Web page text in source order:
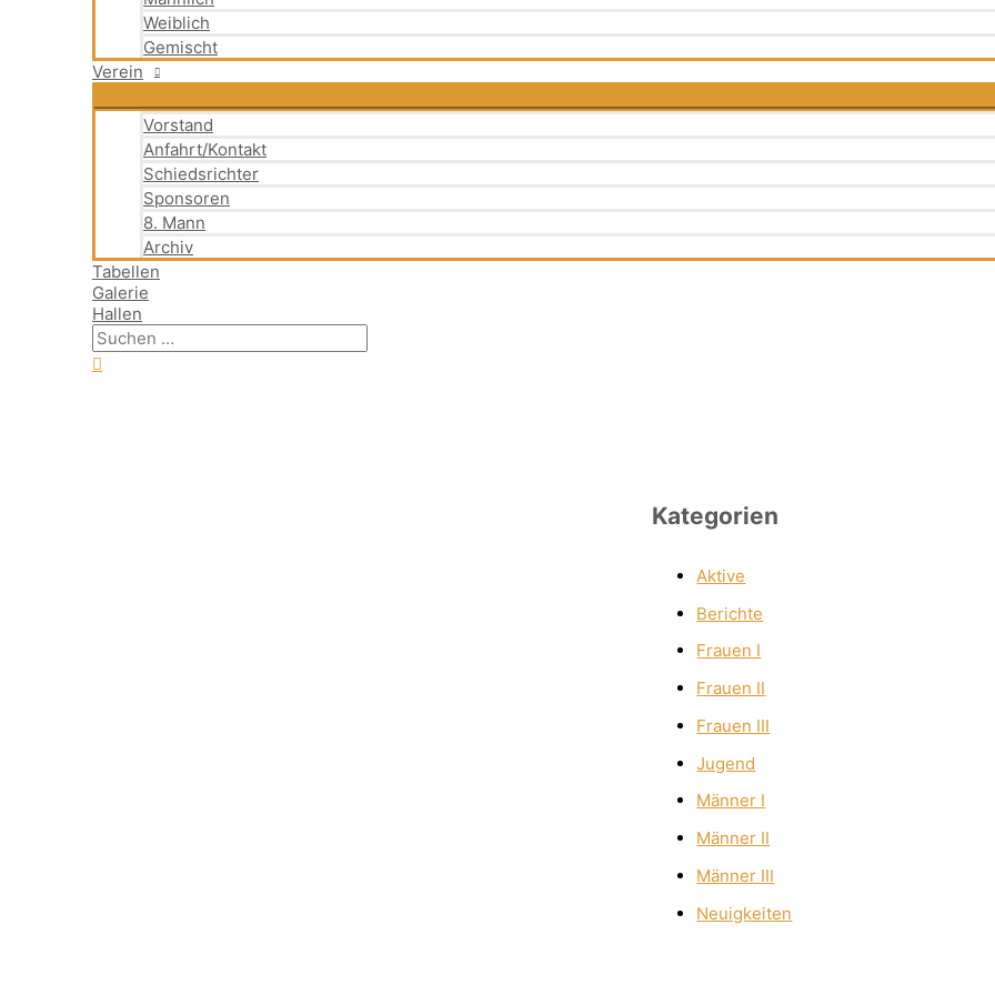
Weiblich
Gemischt
Verein
Vorstand
Anfahrt/Kontakt
Schiedsrichter
Sponsoren
8. Mann
Archiv
Tabellen
Galerie
Hallen
Kategorien
Aktive
Berichte
Frauen I
Frauen II
Frauen III
Jugend
Männer I
Männer II
Männer III
Neuigkeiten